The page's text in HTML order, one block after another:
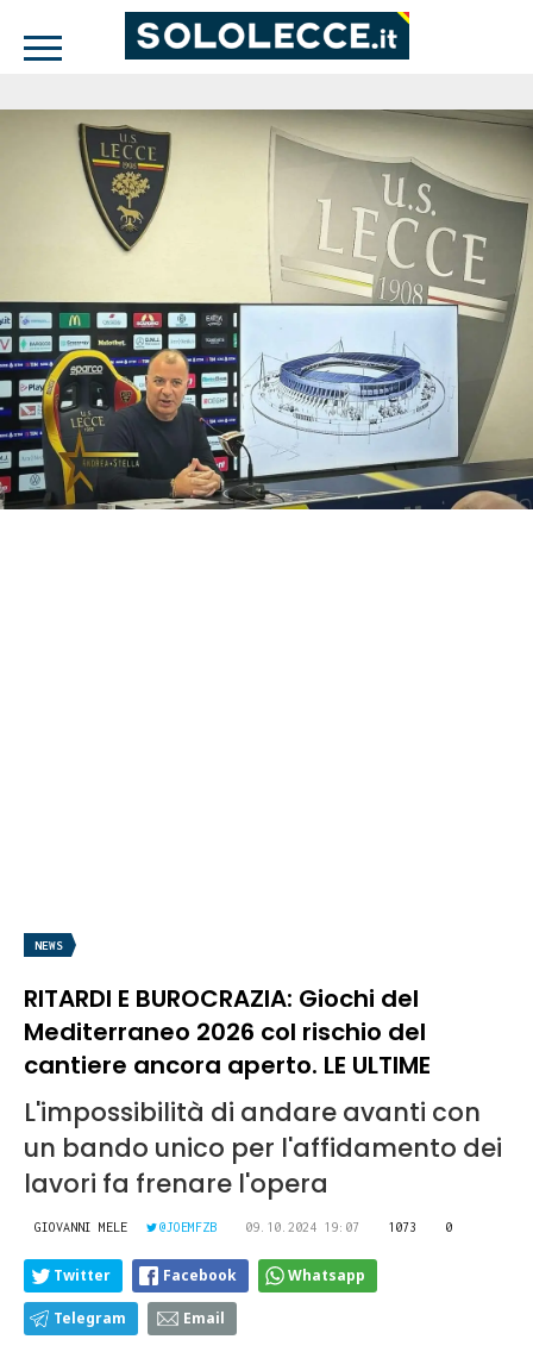
NEWS
RITARDI E BUROCRAZIA: Giochi del
Mediterraneo 2026 col rischio del
cantiere ancora aperto. LE ULTIME
L'impossibilità di andare avanti con
un bando unico per l'affidamento dei
lavori fa frenare l'opera
GIOVANNI MELE @JOEMFZB 09.10.2024 19:07 1073 0
Twitter Facebook Whatsapp
Telegram Email